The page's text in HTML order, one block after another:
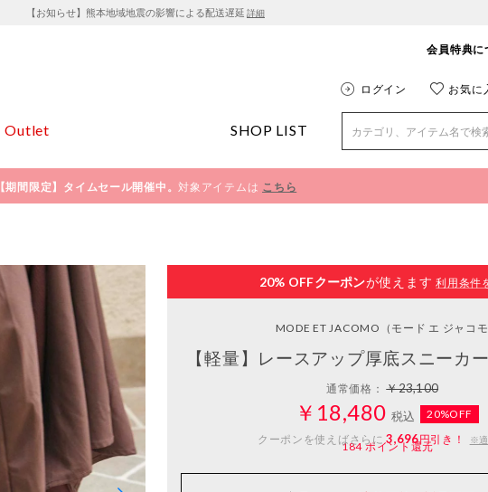
【お知らせ】熊本地域地震の影響による配送遅延 詳細
会員特典に
ログイン お気に
Outlet SHOP LIST
【期間限定】タイムセール開催中。対象アイテムは こちら
20% OFFクーポンが使えます 利用条件
MODE ET JACOMO （モード エ ジャコモ
【軽量】レースアップ厚底スニーカ
通常価格：￥23,100
￥18,480 税込
20%OFF
クーポンを使えばさらに3,696円引き！ ※
184ポイント還元